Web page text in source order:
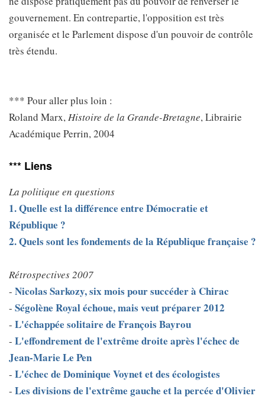
gouvernement. En contrepartie, l'opposition est très
organisée et le Parlement dispose d'un pouvoir de contrôle
très étendu.
*** Pour aller plus loin :
Roland Marx,Histoire de la Grande-Bretagne, Librairie
Académique Perrin, 2004
*** Liens
La politique en questions
1. Quelle est la différence entre Démocratie et
République ?
2. Quels sont les fondements de la République française ?
Rétrospectives 2007
- Nicolas Sarkozy, six mois pour succéder à Chirac
- Ségolène Royal échoue, mais veut préparer 2012
- L'échappée solitaire de François Bayrou
- L'effondrement de l'extrême droite après l'échec de
Jean-Marie Le Pen
- L'échec de Dominique Voynet et des écologistes
- Les divisions de l'extrême gauche et la percée d'Olivier